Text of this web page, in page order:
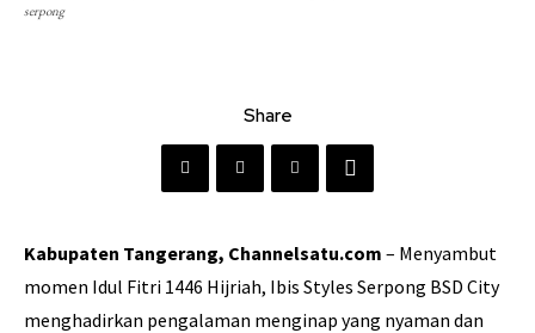
serpong
Share
Kabupaten Tangerang, Channelsatu.com – Menyambut
momen Idul Fitri 1446 Hijriah, Ibis Styles Serpong BSD City
menghadirkan pengalaman menginap yang nyaman dan